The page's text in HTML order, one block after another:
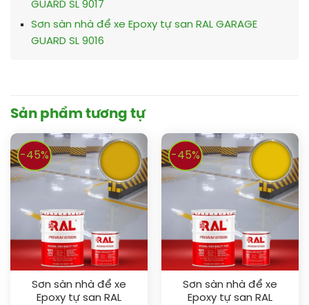
GUARD SL 9017
Sơn sàn nhà để xe Epoxy tự san RAL GARAGE
GUARD SL 9016
Sản phẩm tương tự
-45%
Sơn sàn nhà để xe
Epoxy tự san RAL
-45%
Sơn sàn nhà để xe
Epoxy tự san RAL